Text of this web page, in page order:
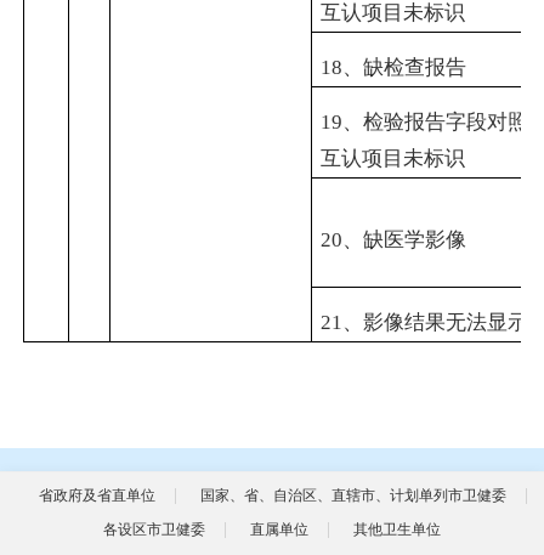
互认项目未标识
18、缺检查报告
19、检验报告字段对照
互认项目未标识
20、缺医学影像
21、影像结果无法显示
省政府及省直单位
国家、省、自治区、直辖市、计划单列市卫健委
各设区市卫健委
直属单位 其他卫生单位